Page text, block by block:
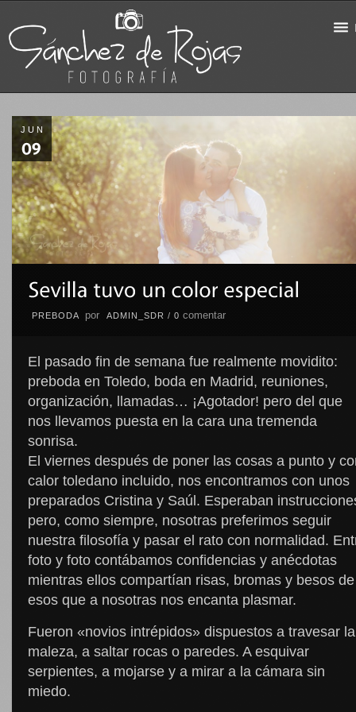
JUN
PREBODA por ADMIN_SDR / 0 comentar
El pasado fin de semana fue realmente movidito:
preboda en Toledo, boda en Madrid, reuniones,
organización, llamadas… ¡Agotador! pero del que
nos llevamos puesta en la cara una tremenda
sonrisa.
El viernes después de poner las cosas a punto y
calor toledano incluido, nos encontramos con unos
preparados Cristina y Saúl. Esperaban
pero, como siempre, nosotras preferimos seguir
nuestra filosofía y pasar el rato con normalidad.
foto y foto contábamos confidencias y anécdotas
mientras ellos compartían risas, bromas y besos de
esos que a nosotras nos encanta plasmar.
Fueron «novios intrépidos» dispuestos a travesar la
maleza, a saltar rocas o paredes. A esquivar
serpientes, a mojarse y a mirar a la cámara sin
miedo.